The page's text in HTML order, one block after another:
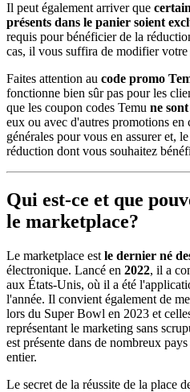
Il peut également arriver que
présents dans le panier soient
requis pour bénéficier de la
cas, il vous suffira de modifier votre
Faites attention au code promo
fonctionne bien sûr pas pour les
que les coupon codes Temu ne
eux ou avec d'autres promotions
générales pour vous en assurer et,
réduction dont vous souhaitez
Qui est-ce et que
le marketplace?
Le marketplace est le dernier né
électronique. Lancé en 2022, il a
aux États-Unis, où il a été
l'année. Il convient également de
lors du Super Bowl en 2023 et
représentant le marketing sans
est présente dans de nombreux
entier.
Le secret de la réussite de la place